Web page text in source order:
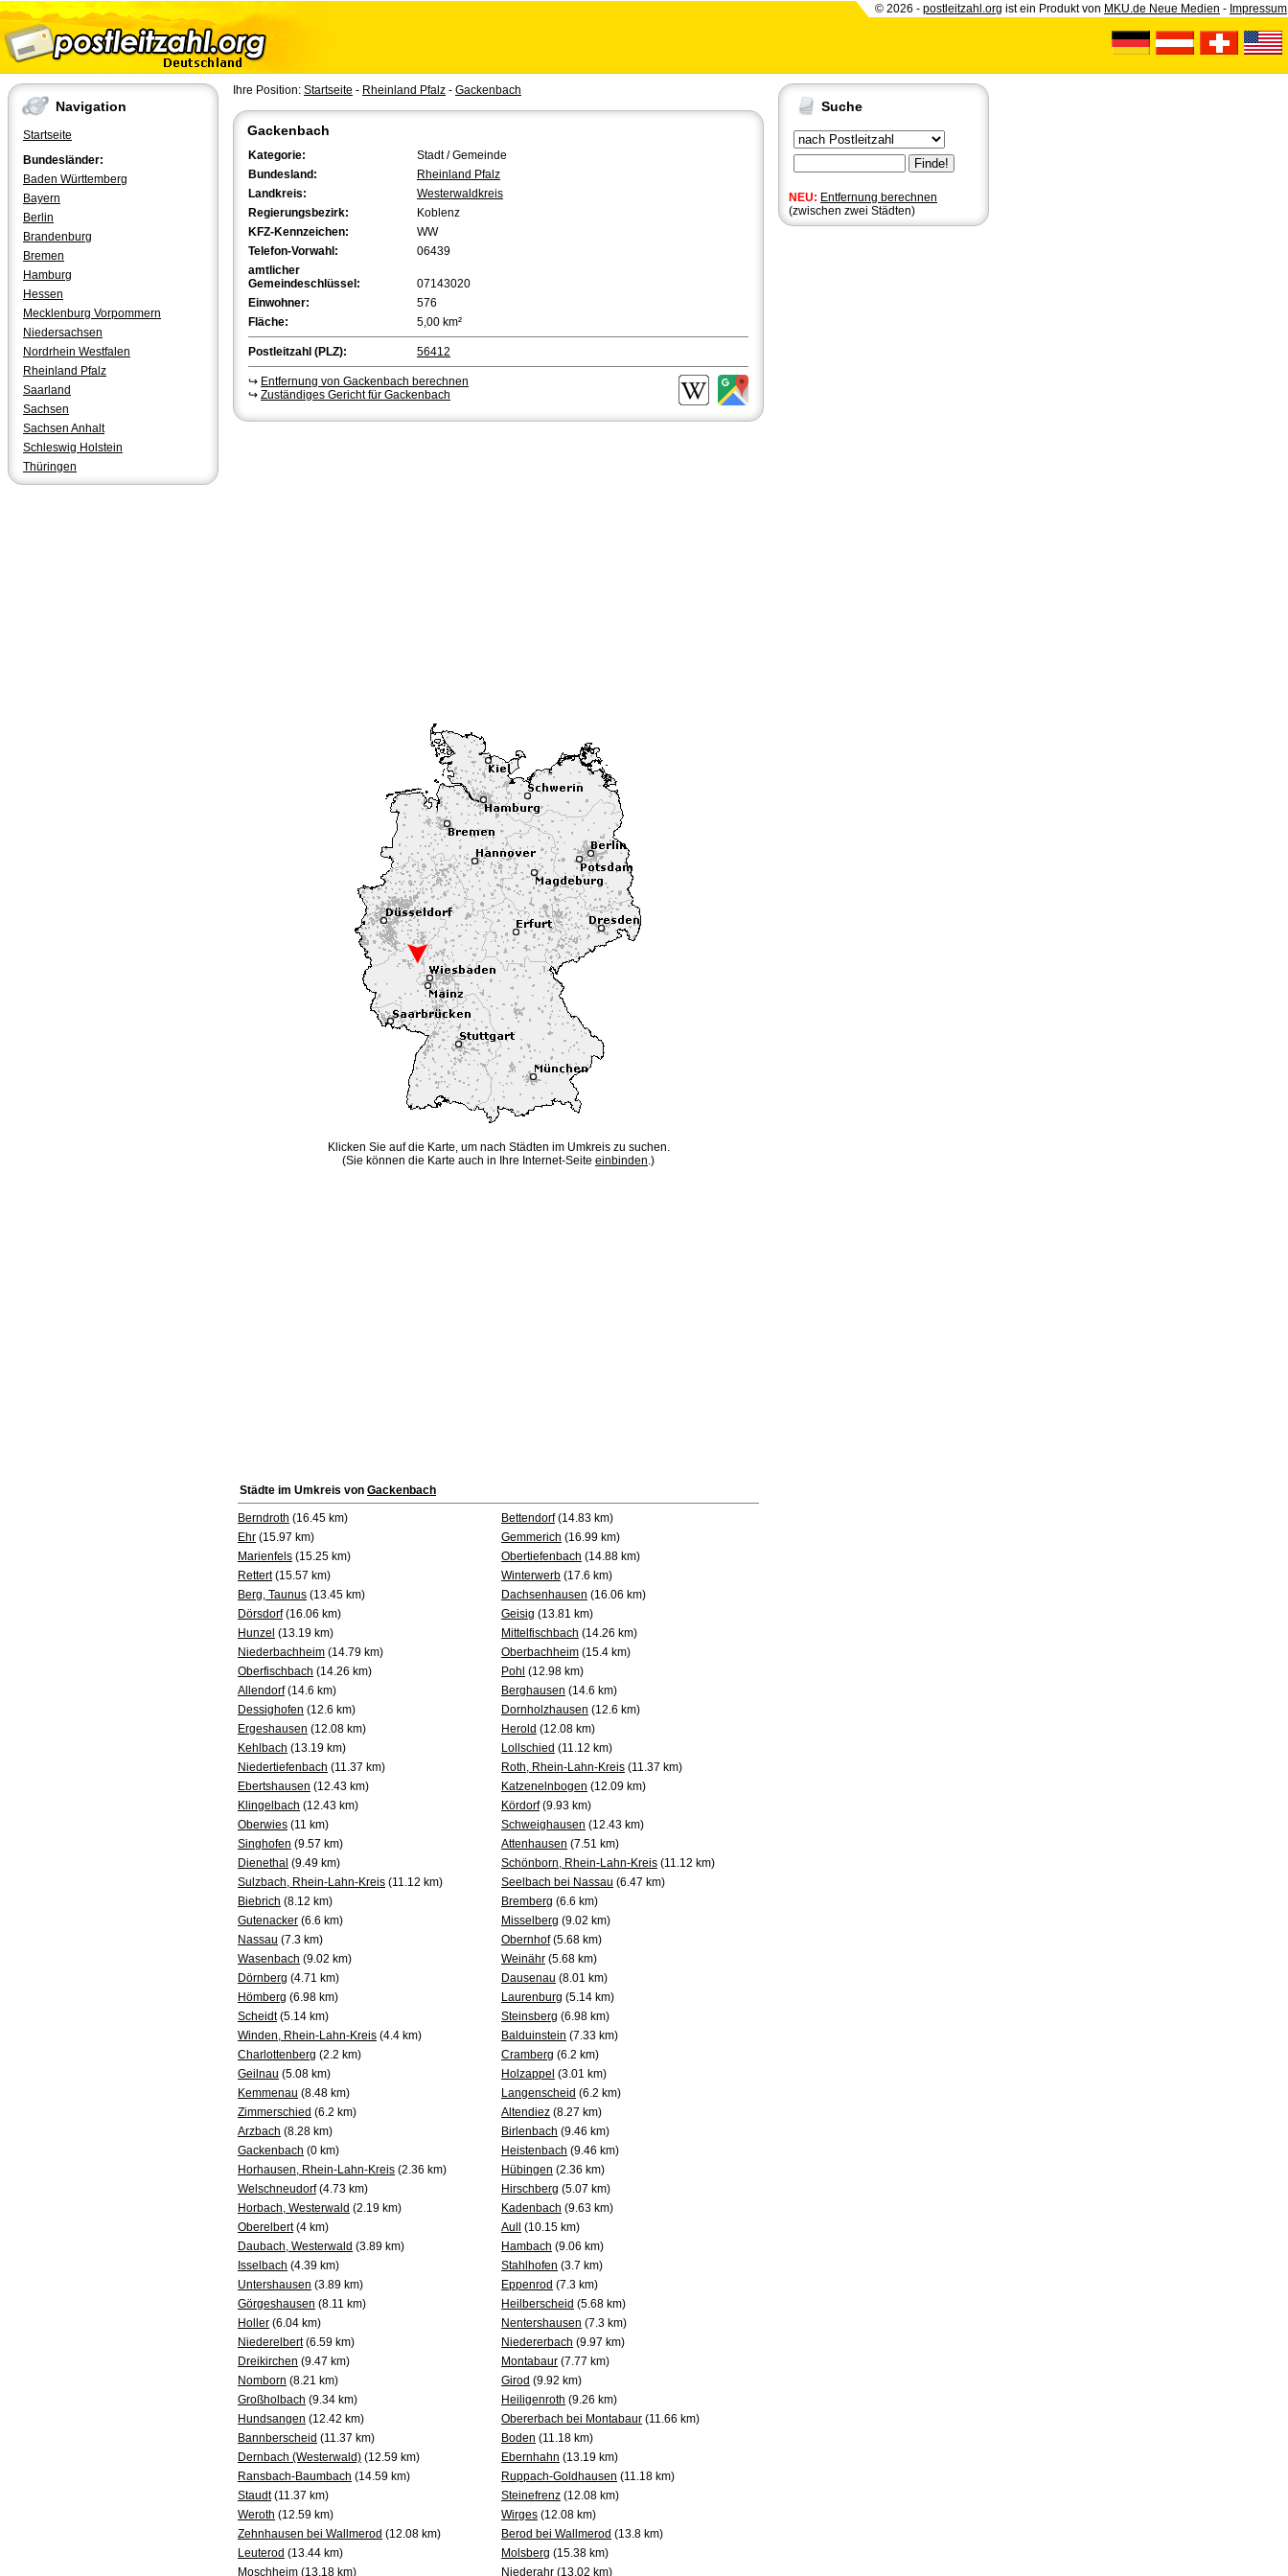
© 2026 - postleitzahl.org ist ein Produkt von MKU.de Neue Medien - Impressum
Navigation
Startseite
Bundesländer:
Baden Württemberg
Bayern
Berlin
Brandenburg
Bremen
Hamburg
Hessen
Mecklenburg Vorpommern
Niedersachsen
Nordrhein Westfalen
Rheinland Pfalz
Saarland
Sachsen
Sachsen Anhalt
Schleswig Holstein
Thüringen
Suche
NEU: Entfernung berechnen
(zwischen zwei Städten)
Ihre Position: Startseite - Rheinland Pfalz - Gackenbach
Gackenbach
Kategorie:
Stadt / Gemeinde
Bundesland:
Rheinland Pfalz
Landkreis:
Westerwaldkreis
Regierungsbezirk:
Koblenz
KFZ-Kennzeichen:
WW
Telefon-Vorwahl:
06439
amtlicher
Gemeindeschlüssel:
07143020
Einwohner:
576
Fläche:
5,00 km²
Postleitzahl (PLZ): 56412
↪ Entfernung von Gackenbach berechnen
↪ Zuständiges Gericht für Gackenbach
Klicken Sie auf die Karte, um nach Städten im Umkreis zu suchen.
(Sie können die Karte auch in Ihre Internet-Seite einbinden.)
Städte im Umkreis von Gackenbach
Berndroth (16.45 km) Bettendorf(14.83 km)
Ehr (15.97 km) Gemmerich (16.99 km)
Marienfels (15.25 km) Obertiefenbach (14.88 km)
Rettert(15.57 km) Winterwerb (17.6 km)
Berg, Taunus (13.45 km) Dachsenhausen (16.06 km)
Dörsdorf(16.06 km) Geisig (13.81 km)
Hunzel (13.19 km) Mittelfischbach (14.26 km)
Niederbachheim (14.79 km) Oberbachheim (15.4 km)
Oberfischbach (14.26 km) Pohl (12.98 km)
Allendorf(14.6 km) Berghausen (14.6 km)
Dessighofen (12.6 km) Dornholzhausen (12.6 km)
Ergeshausen (12.08 km) Herold (12.08 km)
Kehlbach (13.19 km) Lollschied (11.12 km)
Niedertiefenbach (11.37 km) Roth, Rhein-Lahn-Kreis (11.37 km)
Ebertshausen (12.43 km) Katzenelnbogen (12.09 km)
Klingelbach (12.43 km) Kördorf(9.93 km)
Oberwies (11 km) Schweighausen (12.43 km)
Singhofen (9.57 km) Attenhausen (7.51 km)
Dienethal (9.49 km) Schönborn, Rhein-Lahn-Kreis (11.12 km)
Sulzbach, Rhein-Lahn-Kreis (11.12 km) Seelbach bei Nassau (6.47 km)
Biebrich (8.12 km) Bremberg (6.6 km)
Gutenacker (6.6 km) Misselberg (9.02 km)
Nassau (7.3 km) Obernhof(5.68 km)
Wasenbach (9.02 km) Weinähr (5.68 km)
Dörnberg (4.71 km) Dausenau (8.01 km)
Hömberg (6.98 km) Laurenburg (5.14 km)
Scheidt(5.14 km) Steinsberg (6.98 km)
Winden, Rhein-Lahn-Kreis (4.4 km) Balduinstein (7.33 km)
Charlottenberg (2.2 km) Cramberg (6.2 km)
Geilnau (5.08 km) Holzappel (3.01 km)
Kemmenau (8.48 km) Langenscheid (6.2 km)
Zimmerschied (6.2 km) Altendiez (8.27 km)
Arzbach (8.28 km) Birlenbach (9.46 km)
Gackenbach (0 km) Heistenbach (9.46 km)
Horhausen, Rhein-Lahn-Kreis (2.36 km) Hübingen (2.36 km)
Welschneudorf(4.73 km) Hirschberg (5.07 km)
Horbach, Westerwald (2.19 km) Kadenbach (9.63 km)
Oberelbert(4 km) Aull
(10.15 km)
Daubach, Westerwald (3.89 km) Hambach (9.06 km)
Isselbach (4.39 km) Stahlhofen (3.7 km)
Untershausen (3.89 km) Eppenrod (7.3 km)
Görgeshausen (8.11 km) Heilberscheid (5.68 km)
Holler (6.04 km) Nentershausen (7.3 km)
Niederelbert(6.59 km) Niedererbach (9.97 km)
Dreikirchen (9.47 km) Montabaur (7.77 km)
Nomborn (8.21 km) Girod (9.92 km)
Großholbach (9.34 km) Heiligenroth (9.26 km)
Hundsangen (12.42 km) Obererbach bei Montabaur (11.66 km)
Bannberscheid (11.37 km) Boden (11.18 km)
Dernbach (Westerwald) (12.59 km) Ebernhahn (13.19 km)
Ransbach-Baumbach (14.59 km) Ruppach-Goldhausen (11.18 km)
Staudt(11.37 km) Steinefrenz (12.08 km)
Weroth (12.59 km) Wirges (12.08 km)
Zehnhausen bei Wallmerod (12.08 km) Berod bei Wallmerod (13.8 km)
Leuterod (13.44 km) Molsberg (15.38 km)
Moschheim (13.18 km) Niederahr (13.02 km)